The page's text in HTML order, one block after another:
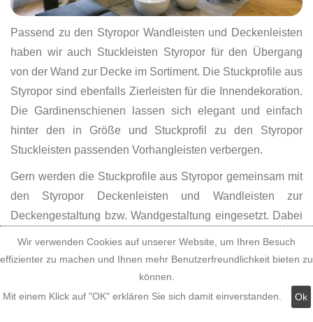
Passend zu den Styropor Wandleisten und Deckenleisten
haben wir auch Stuckleisten Styropor für den Übergang
von der Wand zur Decke im Sortiment. Die Stuckprofile aus
Styropor sind ebenfalls Zierleisten für die Innendekoration.
Die Gardinenschienen lassen sich elegant und einfach
hinter den in Größe und Stuckprofil zu den Styropor
Stuckleisten passenden Vorhangleisten verbergen.
Gern werden die Stuckprofile aus Styropor gemeinsam mit
den Styropor Deckenleisten und Wandleisten zur
Deckengestaltung bzw. Wandgestaltung eingesetzt. Dabei
die Wandgestaltung udn Deckengestaltung aufgreifen oder
ganz bewußt mit einem anderen Stuckprofil bei der
Wanddekoration und Deckendekoration Kontraste
Wir verwenden Cookies auf unserer Website, um Ihren Besuch
effizienter zu machen und Ihnen mehr Benutzerfreundlichkeit bieten zu
können.
Mit einem Klick auf "OK" erklären Sie sich damit einverstanden.
Ok